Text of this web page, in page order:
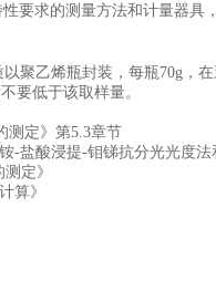
要求的测量方法和计量器具
以聚乙烯瓶封装，每瓶70g ，
要低于该取样量。
测定》 第5.3章节
-盐酸浸提-钼锑抗分光光度法
测定》
算》